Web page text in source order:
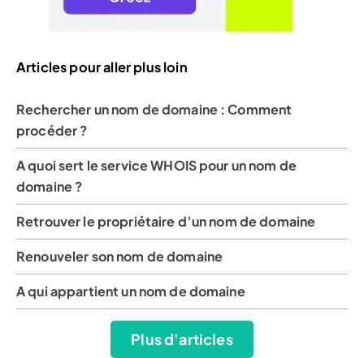
Articles pour aller plus loin
Rechercher un nom de domaine : Comment
procéder ?
A quoi sert le service WHOIS pour un nom de
domaine ?
Retrouver le propriétaire d’un nom de domaine
Renouveler son nom de domaine
A qui appartient un nom de domaine
Plus d'articles